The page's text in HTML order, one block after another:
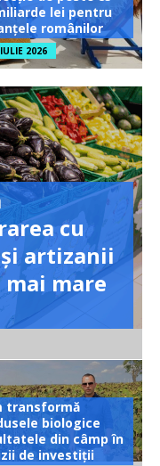
lei pentru
românilor
2026
cu
artizanii
mare
transformă
biologice
din câmp în
de investiții